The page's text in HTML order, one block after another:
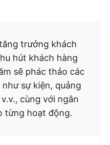
trưởng khách
hút khách hàng
sẽ phác thảo các
sự kiện, quảng
cùng với ngân
từng hoạt động.